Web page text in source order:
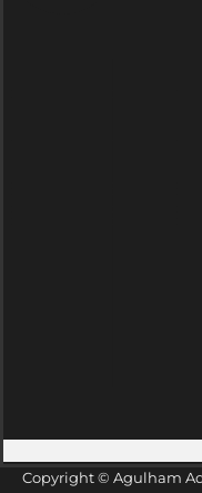
Copyright © Agulham